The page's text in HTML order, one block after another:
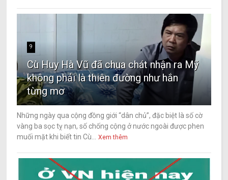
9
Cù Huy Hà Vũ đã chua chát nhận ra Mỹ
không phải là thiên đường như hắn
từng mơ
Những ngày qua cộng đồng giới “dân chủ”, đặc biệt là số cờ
vàng ba sọc tỵ nạn, số chống cộng ở nước ngoài được phen
muối mặt khi biết tin Cù...
Xem thêm